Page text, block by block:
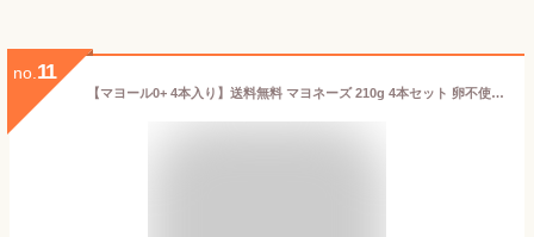
no. 11
【マヨール0+ 4本入り】送料無料 マヨネーズ 210g 4本セット 卵不使用 豆乳マヨネーズ コレステロール0 大豆 ヘルシー 健康 ドレッシング こんにゃく 蒟蒻屋本舗